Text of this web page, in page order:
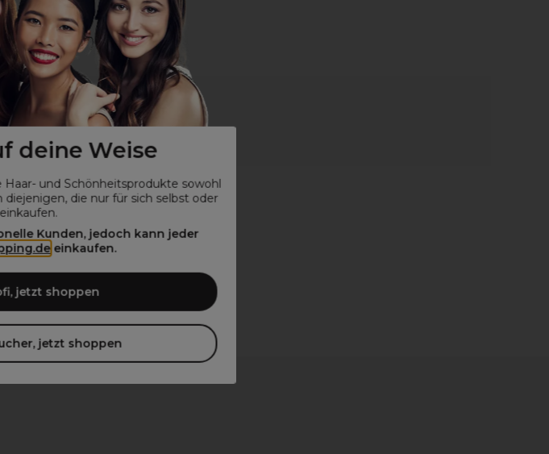
deine Weise
und Schönheitsprodukte sowohl
die nur für sich selbst oder
Kunden, jedoch kann jeder
einkaufen.
jetzt shoppen
jetzt shoppen